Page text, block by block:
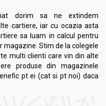
dorim sa ne extindem
cartiere, iar cu ocazia asta
sa luam in calcul pentru
magazine. Stim de la colegele
multi clienti care vin din alte
produse din magazinele
pt ei (cat si pt noi) daca